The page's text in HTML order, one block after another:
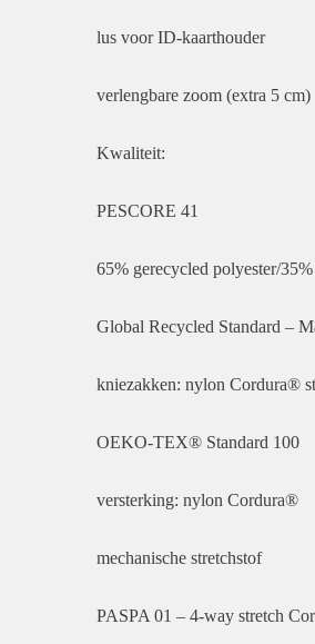
lus voor ID-kaarthouder
verlengbare zoom (extra 5 cm)
Kwaliteit:
PESCORE 41
65% gerecycled polyester/
Global Recycled Standard –
kniezakken: nylon Cordura®
OEKO-TEX® Standard 100
versterking: nylon Cordura®
mechanische stretchstof
PASPA 01 – 4-way stretch